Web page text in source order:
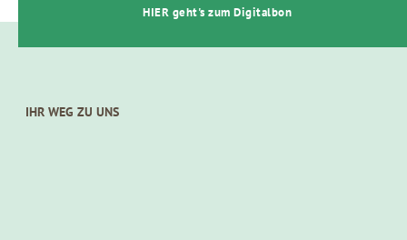
IHR WEG ZU UNS
HIER geht's zum Digitalbon